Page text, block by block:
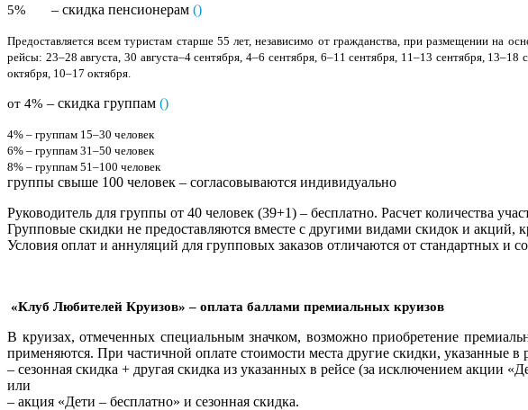
5% – скидка пенсионерам ()
Предоставляется всем туристам старше 55 лет, независимо от гражданства, при размещении на
рейсы: 23–28 августа, 30 августа–4 сентября, 4–6 сентября, 6–11 сентября, 11–13 сентября,
октября, 10–17 октября.
от 4% – скидка группам ()
4% – группам 15–30 человек
6% – группам 31–50 человек
8% – группам 51–100 человек
группы свыше 100 человек – согласовываются индивидуально
Руководитель для группы от 40 человек (39+1) – бесплатно. Расчет количества
Групповые скидки не предоставляются вместе с другими видами скидок и акций,
Условия оплат и аннуляций для групповых заказов отличаются от стандартных и
«Клуб Любителей Круизов» – оплата баллами премиальных круизов
В круизах, отмеченных специальным значком, возможно приобретение
применяются. При частичной оплате стоимости места другие скидки, указанные в
– сезонная скидка + другая скидка из указанных в рейсе (за исключением акции
или
– акция «Дети – бесплатно» и сезонная скидка.